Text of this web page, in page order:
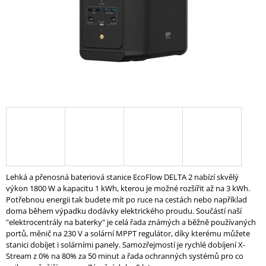
Lehká a přenosná bateriová stanice EcoFlow DELTA 2 nabízí skvělý
výkon 1800 W a kapacitu 1 kWh, kterou je možné rozšířit až na 3 kWh.
Potřebnou energii tak budete mít po ruce na cestách nebo například
doma během výpadku dodávky elektrického proudu. Součástí naší
"elektrocentrály na baterky" je celá řada známých a běžně používaných
portů, měnič na 230 V a solární MPPT regulátor, díky kterému můžete
stanici dobíjet i solárními panely. Samozřejmostí je rychlé dobíjení X-
Stream z 0% na 80% za 50 minut a řada ochranných systémů pro co
D
O
P
O
R
U
Č